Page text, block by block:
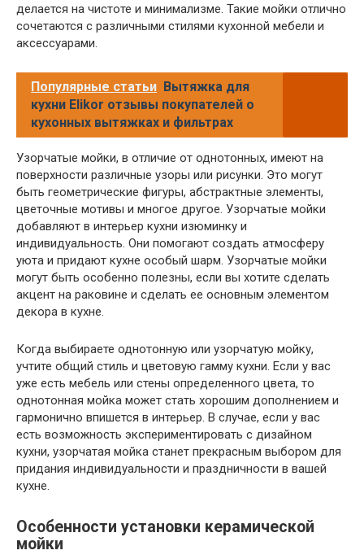
делается на чистоте и минимализме. Такие мойки отлично
сочетаются с различными стилями кухонной мебели и
аксессуарами.
Популярные статьи Вытяжка для
кухни Elikor отзывы покупателей о
кухонных вытяжках и фильтрах
Узорчатые мойки, в отличие от однотонных, имеют на
поверхности различные узоры или рисунки. Это могут
быть геометрические фигуры, абстрактные элементы,
цветочные мотивы и многое другое. Узорчатые мойки
добавляют в интерьер кухни изюминку и
индивидуальность. Они помогают создать атмосферу
уюта и придают кухне особый шарм. Узорчатые мойки
могут быть особенно полезны, если вы хотите сделать
акцент на раковине и сделать ее основным элементом
декора в кухне.
Когда выбираете однотонную или узорчатую мойку,
учтите общий стиль и цветовую гамму кухни. Если у вас
уже есть мебель или стены определенного цвета, то
однотонная мойка может стать хорошим дополнением и
гармонично впишется в интерьер. В случае, если у вас
есть возможность экспериментировать с дизайном
кухни, узорчатая мойка станет прекрасным выбором для
придания индивидуальности и праздничности в вашей
кухне.
Особенности установки керамической
мойки